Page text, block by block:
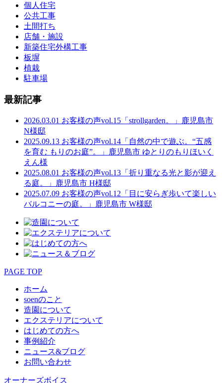
個人住宅
公共工事
土間打ち
店舗・施設
新築住宅外構工事
板塀
植栽
駐車場
最新記事
2026.03.01 お客様の声vol.15「strollgarden。」鹿児島市
N様邸
2025.09.13 お客様の声vol.14「自然の中で遊ぶ。“五感
を育む もりのお庭”。」鹿児島市 ゆとりのもりほいく
えん様
2025.08.01 お客様の声vol.13「折り重なる光と影が迎え
る庭。」鹿児島市 H様邸
2025.07.09 お客様の声vol.12「目に安らぎ歩いて楽しい
バルコニーの庭。」鹿児島市 W様邸
PAGE TOP
ホーム
soenのこと
造園について
エクステリアについて
はじめての方へ
事例紹介
ニュース&ブログ
お問い合わせ
オーナーズボイス